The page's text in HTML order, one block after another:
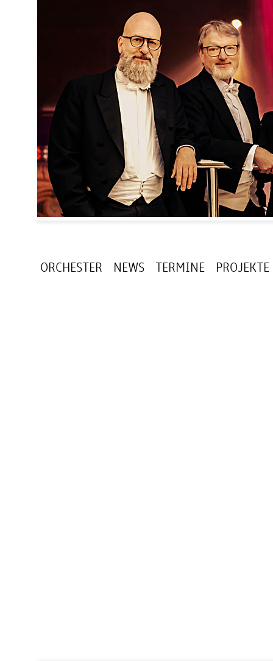
ORCHESTER NEWS TERMINE PROJEKTE